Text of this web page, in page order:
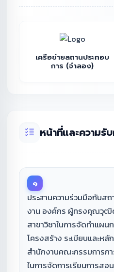
เครือข่ายสถานประกอบ
การ (จำลอง)
หน้าที่และความรั
๑
ประสานความร่วมมือกับส
งาน องค์กร ผู้ทรงคุณวุฒิ
สาขาวิชาในการจัดทำแผน
โครงสร้าง ระเบียบและ
สำนักงานคณะกรรมการก
ในการจัดการเรียนการสอ